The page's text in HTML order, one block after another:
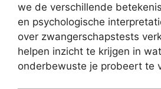
we de verschillende
en psychologische
over zwangerschapstests
helpen inzicht te krijgen in
onderbewuste je probeert te